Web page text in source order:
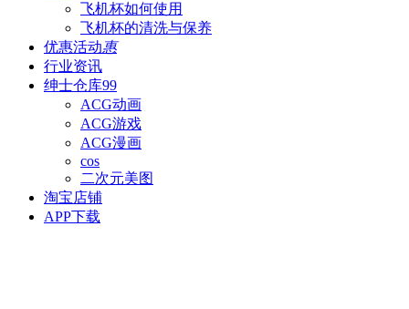
飞机杯如何使用
飞机杯的清洗与保养
优惠活动惠
行业资讯
绅士仓库99
ACG动画
ACG游戏
ACG漫画
cos
二次元美图
淘宝店铺
APP下载